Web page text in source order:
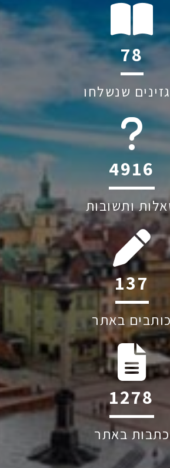
120
שנשלחו
6045
ותשובות
209
כותבים באתר
1949
כתבות באתר